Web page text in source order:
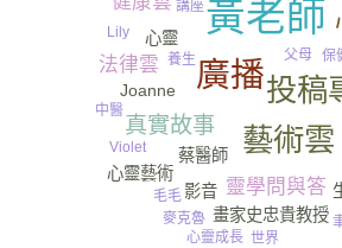
黃老師
廣播投稿
藝術雲
真實故事
靈學問與答
法律雲
心靈
畫家史忠貴教授
Joanne
蔡醫師
影音
心靈藝術
養生 保
Lily
講座
麥克魯
父母
世界
中醫
Violet
心靈成長
毛毛